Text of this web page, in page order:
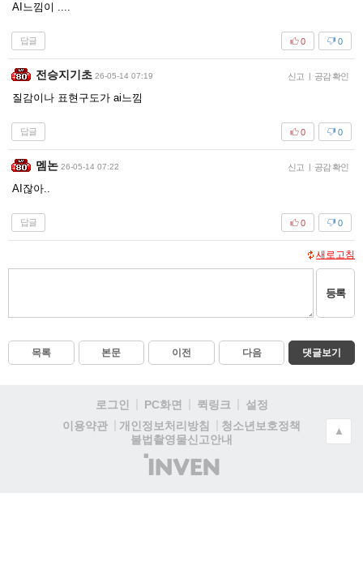
AI느낌이 ....
답글 0
0
전승지기초 26-05-14 07:19 신고 | 공감 확인
질감이나 표현구도가 ai느낌
답글 0
0
멤논 26-05-14 07:22 신고 | 공감 확인
AI잖아..
답글 0
0
새로고침
등록
목록 본문 이전 다음 댓글보기
로그인 PC화면 퀵링크
설정
이용약관
개인정보처리방침
청소년보호정책
불법촬영물신고안내
(주)
인
▲